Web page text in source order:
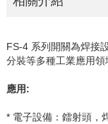
FS-4 系列開關為焊接
分裝等多種工業應用
應用:
* 電子設備：鐳射頭，